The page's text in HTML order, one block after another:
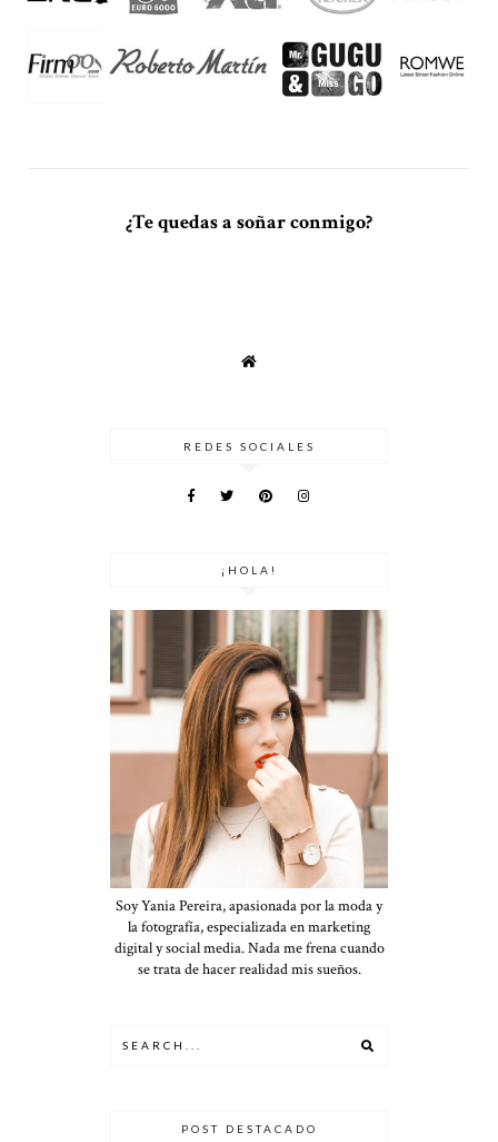
¿Te quedas a soñar conmigo?
REDES SOCIALES
¡HOLA!
Soy Yania Pereira, apasionada por la moda y
la fotografía, especializada en marketing
digital y social media. Nada me frena cuando
se trata de hacer realidad mis sueños.
POST DESTACADO